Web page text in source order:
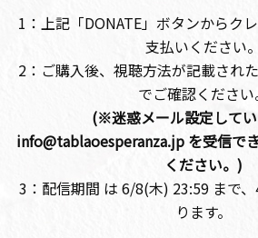
1：上記「DONATE」ボタンからク
支払いください。
2：ご購入後、視聴方法が記載され
でご確認ください
(※迷惑メール設定してい
info@tablaoesperanza.jp を受信で
ください。)
3：配信期間 は 6/8(木) 23:59 まで
ります。